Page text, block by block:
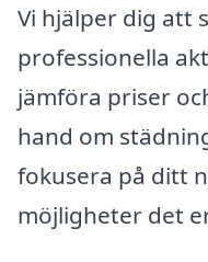
Vi hjälper dig att
professionella
jämföra priser
hand om
fokusera på ditt
möjligheter det